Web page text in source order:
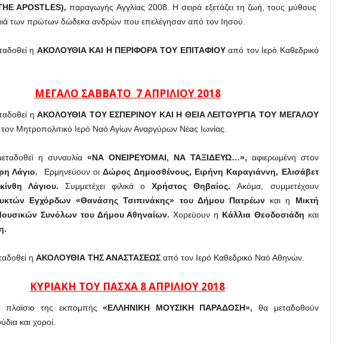
APOSTLES), παραγωγής Αγγλίας 2008. Η σειρά εξετάζει τη ζωή, τους μύθους
των πρώτων δώδεκα ανδρών που επελέγησαν από τον Ιησού.
η ΑΚΟΛΟΥΘΙΑ ΚΑΙ Η ΠΕΡΙΦΟΡΑ ΤΟΥ ΕΠΙΤΑΦΙΟΥαπό τον Ιερό Καθεδρικό
ΜΕΓΑΛΟ ΣΑΒΒΑΤΟ 7 ΑΠΡΙΛΙΟΥ 2018
η ΑΚΟΛΟΥΘΙΑ ΤΟΥ ΕΣΠΕΡΙΝΟΥ ΚΑΙ Η ΘΕΙΑ ΛΕΙΤΟΥΡΓΙΑ ΤΟΥ ΜΕΓΑΛΟΥ
Μητροπολιτικό Ιερό Ναό Αγίων Αναργύρων Νέας Ιωνίας.
η συναυλία «ΝΑ ΟΝΕΙΡΕΥΟΜΑΙ, ΝΑ ΤΑΞΙΔΕΥΩ…», αφιερωμένη στον
Λάγιο. Ερμηνεύουν οιΔώρος Δημοσθένους, Ειρήνη Καραγιάννη, Ελισάβετ
Λάγιου. Συμμετέχει φιλικά ο Χρήστος Θηβαίος. Ακόμα, συμμετέχουν
Εγχόρδων «Θανάσης Τσιπινάκης» του Δήμου Πατρέων και η Μικτή
Συνόλων του Δήμου Αθηναίων.Χορεύουν η Κάλλια Θεοδοσιάδη και
.
η ΑΚΟΛΟΥΘΙΑ ΤΗΣ ΑΝΑΣΤΑΣΕΩΣ από τον Ιερό Καθεδρικό Ναό Αθηνών.
ΚΥΡΙΑΚΗ ΤΟΥ ΠΑΣΧΑ 8 ΑΠΡΙΛΙΟΥ 2018
πλαίσιο της εκπομπής«ΕΛΛΗΝΙΚΗ ΜΟΥΣΙΚΗ ΠΑΡΑΔΟΣΗ», θα μεταδοθούν
και χοροί.